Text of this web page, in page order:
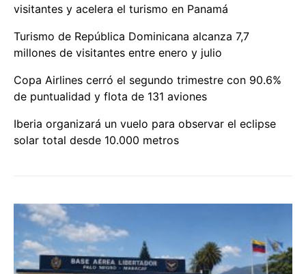
visitantes y acelera el turismo en Panamá
Turismo de República Dominicana alcanza 7,7
millones de visitantes entre enero y julio
Copa Airlines cerró el segundo trimestre con 90.6%
de puntualidad y flota de 131 aviones
Iberia organizará un vuelo para observar el eclipse
solar total desde 10.000 metros